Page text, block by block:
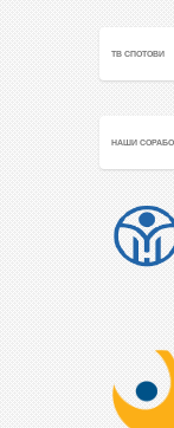
ТВ СПОТОВИ
НАШИ